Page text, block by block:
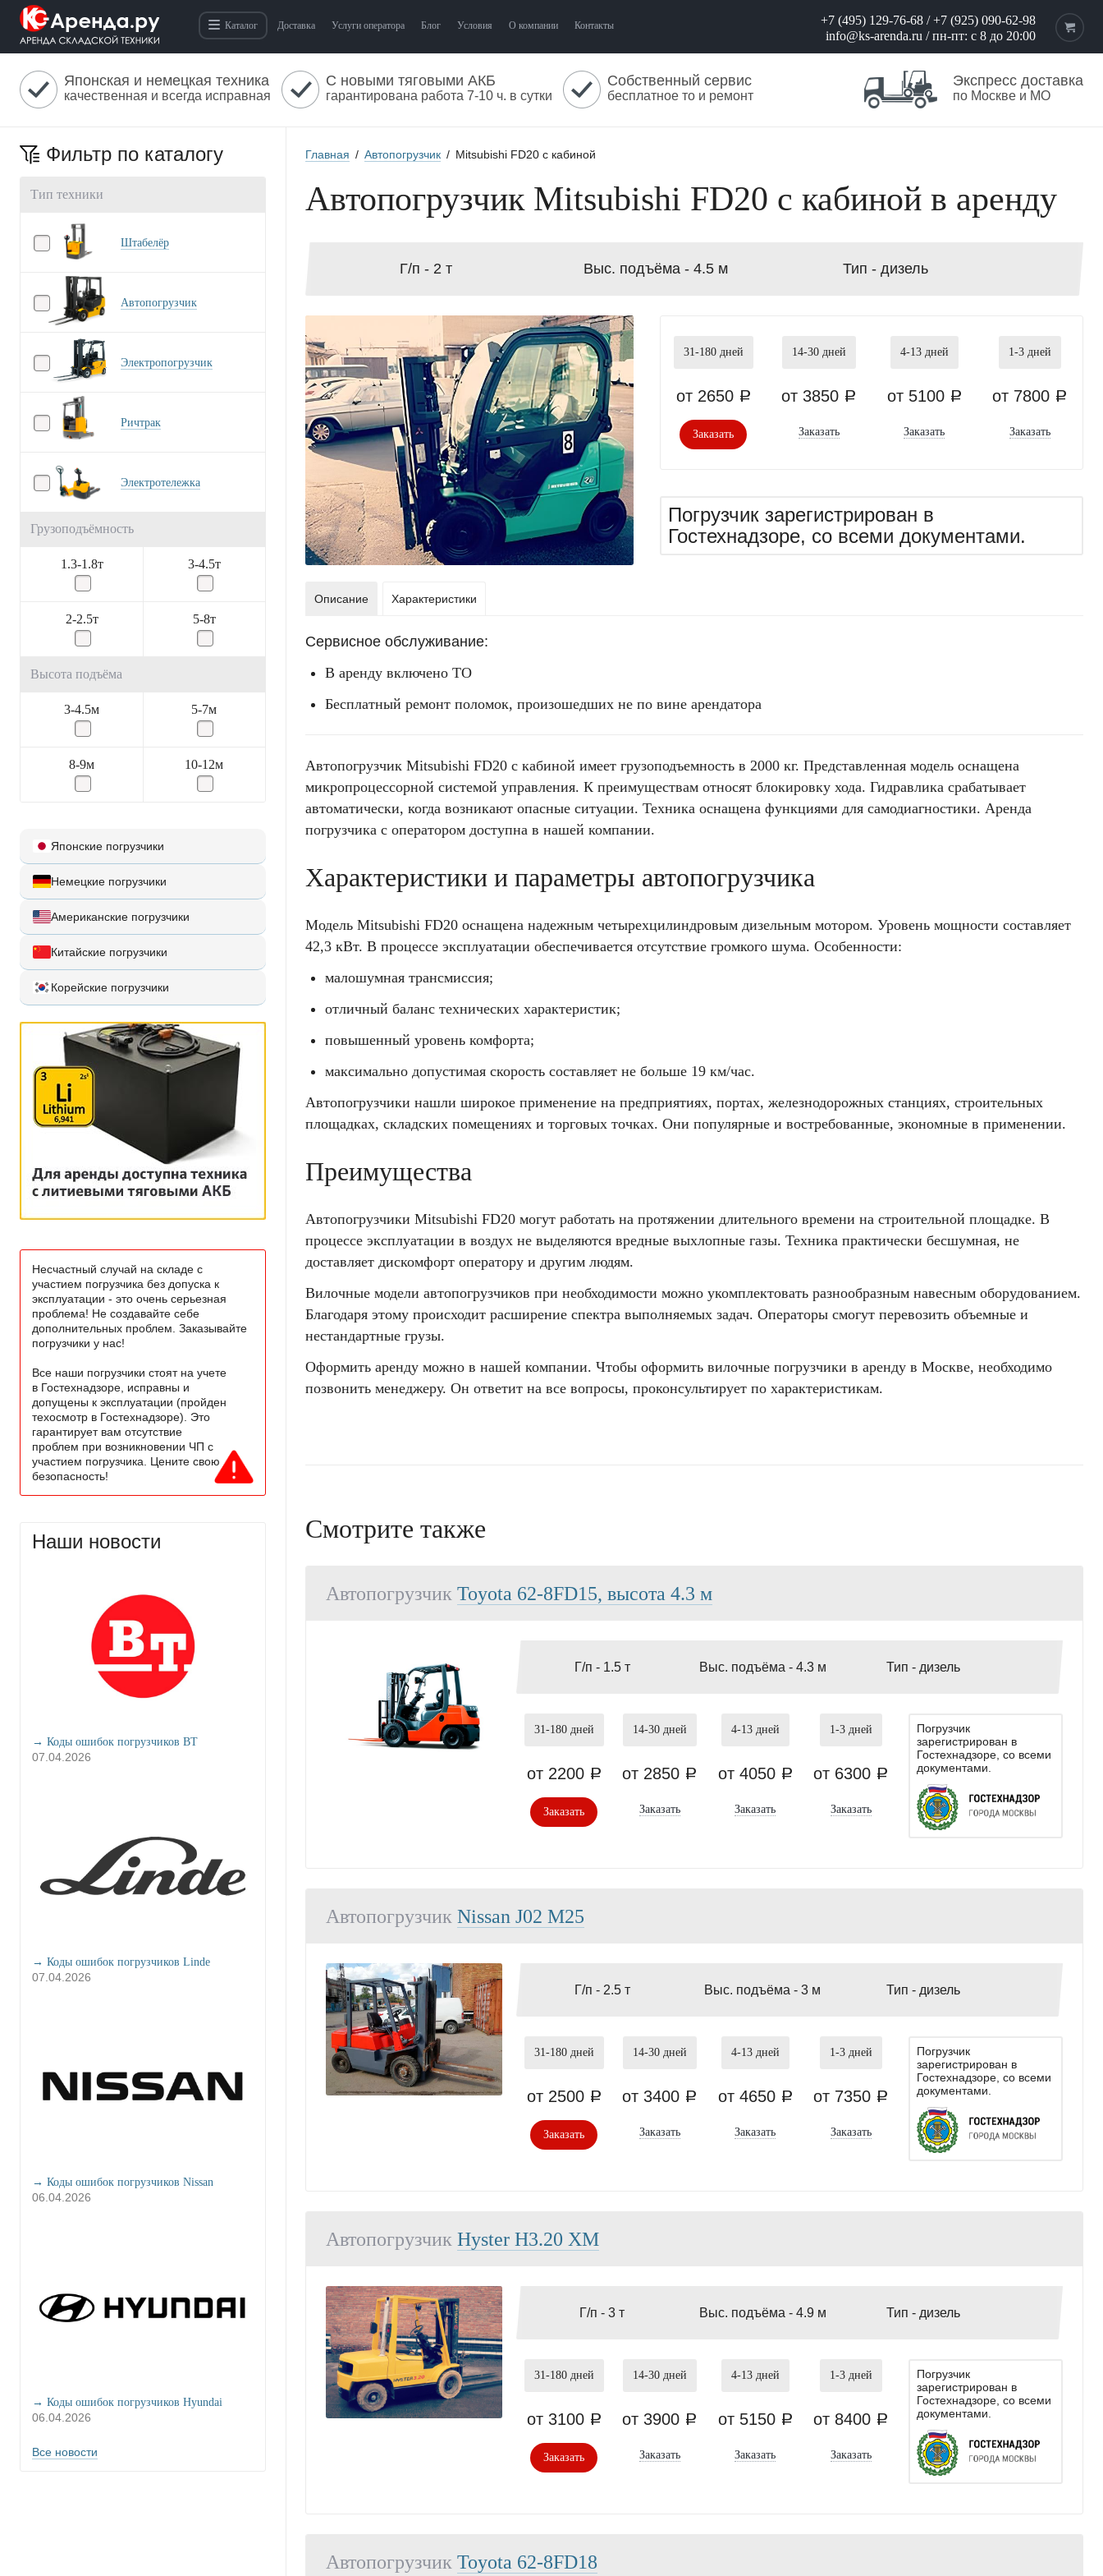
Каталог Доставка Услуги оператора Блог Условия О компании Контакты +7 (495) 129-76-68 /+7 (925) 090-62-98
info@ks-arenda.ru / пн-пт: с 8 до 20:00
Японская и немецкая техника
качественная и всегда исправная
С новыми тяговыми АКБ
гарантирована работа 7-10 ч. в сутки
Собственный сервис
бесплатное то и ремонт
Экспресс доставка
по Москве и МО
Фильтр по каталогу
Тип техники
Штабелёр
Автопогрузчик
Электропогрузчик
Ричтрак
Электротележка
Грузоподъёмность
1.3-1.8т 3-4.5т
2-2.5т 5-8т
Высота подъёма
3-4.5м 5-7м
8-9м 10-12м
Японские погрузчики
Немецкие погрузчики
Американские погрузчики
Китайские погрузчики
Корейские погрузчики
Несчастный случай на складе с
участием погрузчика без допуска к
эксплуатации - это очень серьезная
проблема! Не создавайте себе
дополнительных проблем. Заказывайте
погрузчики у нас!
Все наши погрузчики стоят на учете
в Гостехнадзоре, исправны и
допущены к эксплуатации (пройден
техосмотр в Гостехнадзоре). Это
гарантирует вам отсутствие
проблем при возникновении ЧП с
участием погрузчика. Цените свою
безопасность!
Наши новости
→ Коды ошибок погрузчиков BT
07.04.2026
→ Коды ошибок погрузчиков Linde
07.04.2026
→ Коды ошибок погрузчиков Nissan
06.04.2026
→ Коды ошибок погрузчиков Hyundai
06.04.2026
Все новости
Главная / Автопогрузчик / Mitsubishi FD20 с кабиной
Автопогрузчик Mitsubishi FD20 с кабиной в аренду
Г/п - 2 т Выс. подъёма -4.5 м Тип -дизель
31-180 дней
от 2650 a
Заказать
14-30 дней
от 3850 a
Заказать
4-13 дней
от 5100 a
Заказать
1-3 дней
от 7800 a
Заказать
Погрузчик зарегистрирован в
Гостехнадзоре, со всеми документами.
Описание Характеристики
Сервисное обслуживание:
В аренду включено ТО
Бесплатный ремонт поломок, произошедших не по вине арендатора
Автопогрузчик Mitsubishi FD20 с кабиной имеет грузоподъемность в 2000 кг. Представленная модель оснащена
микропроцессорной системой управления. К преимуществам относят блокировку хода. Гидравлика срабатывает
автоматически, когда возникают опасные ситуации. Техника оснащена функциями для самодиагностики. Аренда
погрузчика с оператором доступна в нашей компании.
Характеристики и параметры автопогрузчика
Модель Mitsubishi FD20 оснащена надежным четырехцилиндровым дизельным мотором. Уровень мощности составляет
42,3 кВт. В процессе эксплуатации обеспечивается отсутствие громкого шума. Особенности:
малошумная трансмиссия;
отличный баланс технических характеристик;
повышенный уровень комфорта;
максимально допустимая скорость составляет не больше 19 км/час.
Автопогрузчики нашли широкое применение на предприятиях, портах, железнодорожных станциях, строительных
площадках, складских помещениях и торговых точках. Они популярные и востребованные, экономные в применении.
Преимущества
Автопогрузчики Mitsubishi FD20 могут работать на протяжении длительного времени на строительной площадке. В
процессе эксплуатации в воздух не выделяются вредные выхлопные газы. Техника практически бесшумная, не
доставляет дискомфорт оператору и другим людям.
Вилочные модели автопогрузчиков при необходимости можно укомплектовать разнообразным навесным оборудованием.
Благодаря этому происходит расширение спектра выполняемых задач. Операторы смогут перевозить объемные и
нестандартные грузы.
Оформить аренду можно в нашей компании. Чтобы оформить вилочные погрузчики в аренду в Москве, необходимо
позвонить менеджеру. Он ответит на все вопросы, проконсультирует по характеристикам.
Смотрите также
Автопогрузчик Toyota 62-8FD15, высота 4.3 м
Г/п - 1.5 т Выс. подъёма - 4.3 м Тип - дизель
31-180 дней
от 2200 a
Заказать
14-30 дней
от 2850 a
Заказать
4-13 дней
от 4050 a
Заказать
1-3 дней
от 6300 a
Заказать
Погрузчик
зарегистрирован в
Гостехнадзоре, со всеми
документами.
Автопогрузчик Nissan J02 M25
Г/п - 2.5 т Выс. подъёма -3 м Тип - дизель
31-180 дней
от 2500 a
Заказать
14-30 дней
от 3400 a
Заказать
4-13 дней
от 4650 a
Заказать
1-3 дней
от 7350 a
Заказать
Погрузчик
зарегистрирован в
Гостехнадзоре, со всеми
документами.
Автопогрузчик Hyster H3.20 XM
Г/п -3 т Выс. подъёма - 4.9 м Тип - дизель
31-180 дней
от 3100 a
Заказать
14-30 дней
от 3900 a
Заказать
4-13 дней
от 5150 a
Заказать
1-3 дней
от 8400 a
Заказать
Погрузчик
зарегистрирован в
Гостехнадзоре, со всеми
документами.
Автопогрузчик Toyota 62-8FD18